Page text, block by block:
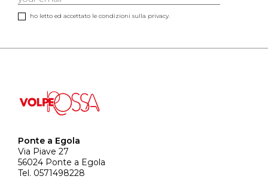
ho letto ed accettato le condizioni sulla privacy.
Ponte a Egola
Via Piave 27
56024 Ponte a Egola
Tel. 0571498228